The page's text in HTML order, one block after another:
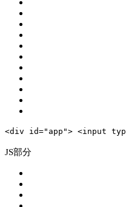
<div id="app"> <input
JS部分